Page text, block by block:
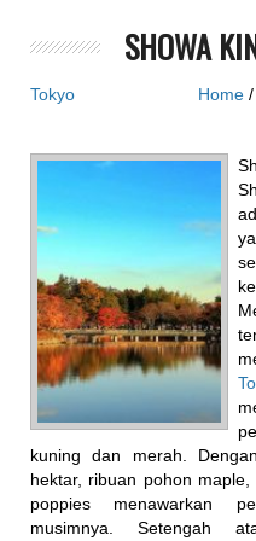
SHOWA
Tokyo Home /
kuning dan merah.
hektar, ribuan pohon
poppies menawarkan
musimnya. Setengah